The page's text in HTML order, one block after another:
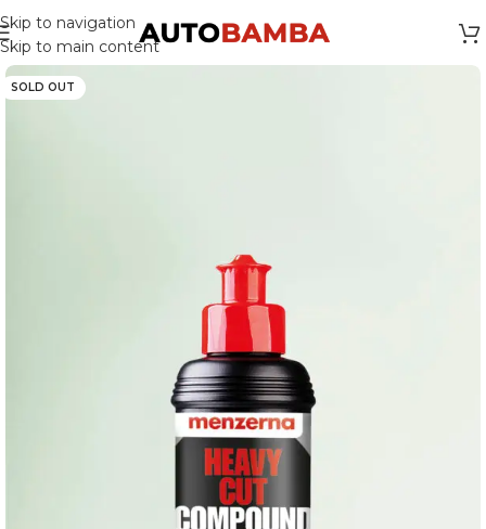
Skip to navigation
Skip to main content
SOLD OUT